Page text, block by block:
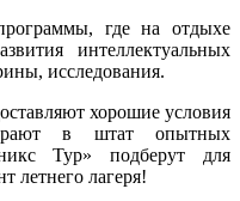
где на отдыхе
интеллектуальных
исследования.
хорошие условия
в штат опытных
Тур» подберут для
летнего лагеря!